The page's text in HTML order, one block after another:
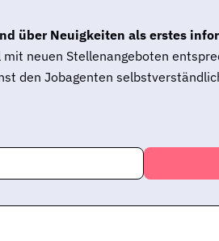
über Neuigkeiten als erstes
neuen Stellenangeboten
den Jobagenten